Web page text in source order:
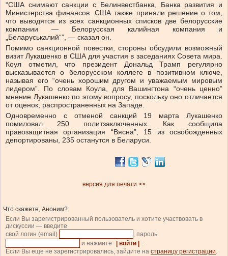
“США снимают санкции с Белинвестбанка, Банка развития и
Министерства финансов. США также приняли решение о том,
что выводятся из всех санкционных списков две белорусские
компании — Белорусская калийная компания и
„Беларуськалий“”, — сказал он.
Помимо санкционной повестки, стороны обсудили возможный
визит Лукашенко в США для участия в заседаниях Совета мира.
Коул отметил, что президент Дональд Трамп регулярно
высказывается о белорусском коллеге в позитивном ключе,
называя его “очень хорошим другом и уважаемым мировым
лидером”. По словам Коула, для Вашингтона “очень ценно”
мнение Лукашенко по этому вопросу, поскольку оно отличается
от оценок, распространенных на Западе.
Одновременно с отменой санкций 19 марта Лукашенко
помиловал 250 политзаключенных. Как сообщила
правозащитная организация “Вясна”, 15 из освобожденных
депортированы, 235 останутся в Беларуси.
версия для печати >>
Что скажете, Аноним?
Если Вы зарегистрированный пользователь и хотите участвовать в
дискуссии — введите
свой логин (email)
, пароль
и нажмите
| войти |
.
Если Вы еще не зарегистрировались, зайдите на страницу регистрации.